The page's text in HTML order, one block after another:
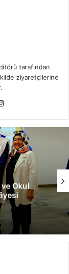
tarafından
ziyaretçilerine
ra
m
Okul